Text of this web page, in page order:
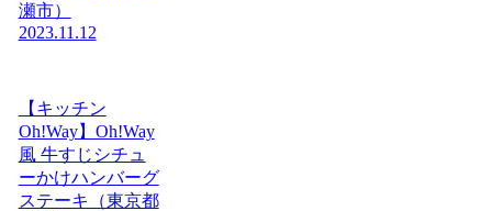
瀬市）
2023.11.12
【キッチン
Oh!Way】Oh!Way
風 牛すじシチュ
ーかけハンバーグ
ステーキ（東京都